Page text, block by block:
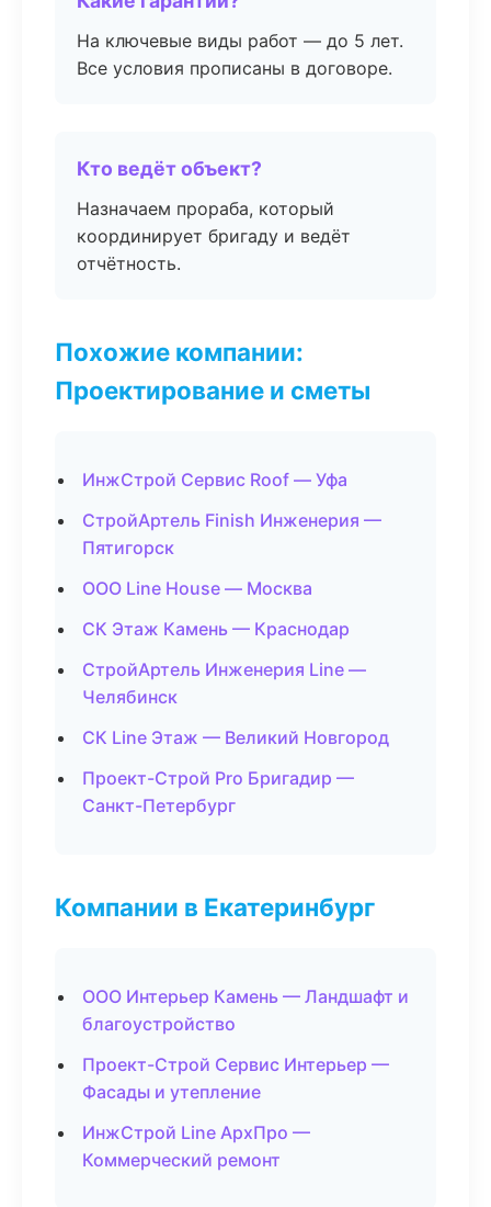
На ключевые виды работ — до 5 лет.
Все условия прописаны в договоре.
Кто ведёт объект?
Назначаем прораба, который
координирует бригаду и ведёт
отчётность.
Похожие компании:
Проектирование и сметы
ИнжСтрой Сервис Roof — Уфа
СтройАртель Finish Инженерия —
Пятигорск
ООО Line House — Москва
СК Этаж Камень — Краснодар
СтройАртель Инженерия Line —
Челябинск
СК Line Этаж — Великий Новгород
Проект-Строй Pro Бригадир —
Санкт-Петербург
Компании в Екатеринбург
ООО Интерьер Камень — Ландшафт и
благоустройство
Проект-Строй Сервис Интерьер —
Фасады и утепление
ИнжСтрой Line АрхПро —
Коммерческий ремонт